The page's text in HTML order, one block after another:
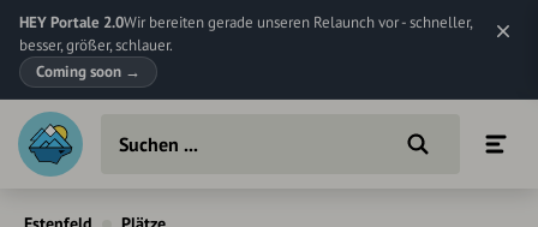
HEY Portale 2.0Wir bereiten gerade unseren Relaunch vor - schneller,
besser, größer, schlauer.
Coming soon →